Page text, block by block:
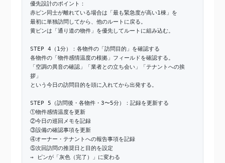
優先設計のポイント：
赤ピン同士が離れている場合は「最も緊急度が高い1棟」を
最初に単独訪問してから、他のルートに戻る。
黄ピンは「通り道の物件」を優先してルートに組み込む。
STEP 4（1分）：各物件の「訪問目的」を確認する
各物件の「物件感情温度の根拠」フィールドを確認する。
「空調の異音の確認」「業者との立ち会い」「テナントへの挨
拶」
という今日の訪問目的を頭に入れてから出発する。
STEP 5（訪問後・各物件・3〜5分）：記録を更新する
①物件感情温度を更新
②今日の巡回メモを記録
③設備の確認事項を更新
④オーナー・テナントへの報告事項を記録
⑤次回訪問の推奨日と目的を設定
→ ピンが「灰色（完了）」に変わる